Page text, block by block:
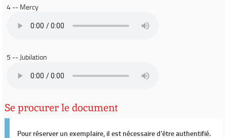
4 -- Mercy
5 -- Jubilation
Se procurer le document
Pour réserver un exemplaire, il est nécessaire d'être authentifié.